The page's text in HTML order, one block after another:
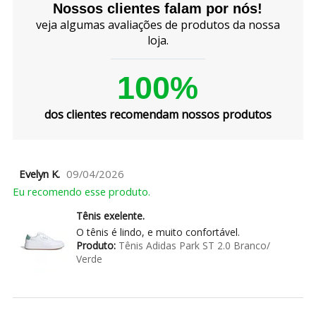
Nossos clientes falam por nós!
veja algumas avaliações de produtos da nossa
loja.
100%
dos clientes recomendam nossos produtos
Evelyn K. 09/04/2026
Eu recomendo esse produto.
Tênis exelente.
O tênis é lindo, e muito confortável.
Produto:Tênis Adidas Park ST 2.0 Branco/
Verde